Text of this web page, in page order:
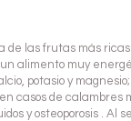
de las frutas más
un alimento muy
potasio y
casos de calambres
y osteoporosis . Al